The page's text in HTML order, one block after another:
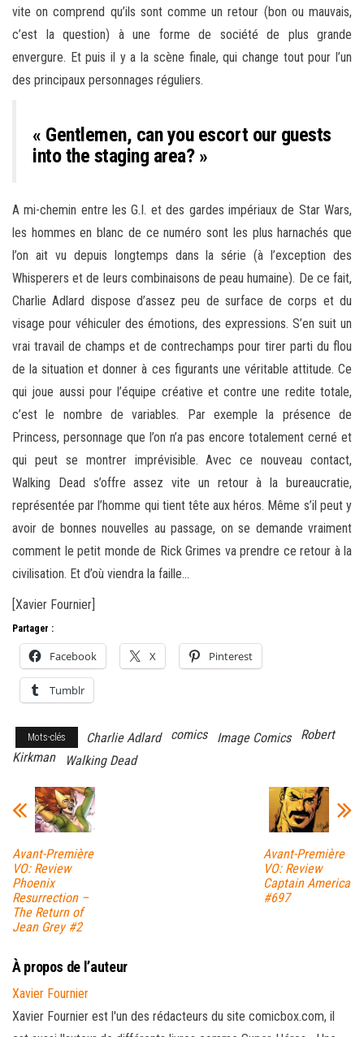
vite on comprend qu’ils sont comme un retour (bon ou mauvais,
c’est la question) à une forme de société de plus grande
envergure. Et puis il y a la scène finale, qui change tout pour l’un
des principaux personnages réguliers.
« Gentlemen, can you escort our guests
into the staging area? »
A mi-chemin entre les G.I. et des gardes impériaux de Star Wars,
les hommes en blanc de ce numéro sont les plus harnachés que
l’on ait vu depuis longtemps dans la série (à l’exception des
Whisperers et de leurs combinaisons de peau humaine). De ce fait,
Charlie Adlard dispose d’assez peu de surface de corps et du
visage pour véhiculer des émotions, des expressions. S’en suit un
vrai travail de champs et de contrechamps pour tirer parti du flou
de la situation et donner à ces figurants une véritable attitude. Ce
qui joue aussi pour l’équipe créative et contre une redite totale,
c’est le nombre de variables. Par exemple la présence de
Princess, personnage que l’on n’a pas encore totalement cerné et
qui peut se montrer imprévisible. Avec ce nouveau contact,
Walking Dead s’offre assez vite un retour à la bureaucratie,
représentée par l’homme qui tient tête aux héros. Même s’il peut y
avoir de bonnes nouvelles au passage, on se demande vraiment
comment le petit monde de Rick Grimes va prendre ce retour à la
civilisation. Et d’où viendra la faille…
[Xavier Fournier]
Partager :
Facebook X Pinterest
Tumblr
Mots-clés Charlie Adlard comics Image Comics
Robert
Kirkman
Walking Dead
Avant-Première
VO: Review
Phoenix
Resurrection –
The Return of
Jean Grey #2
Avant-Première
VO: Review
Captain America
#697
À propos de l’auteur
Xavier Fournier
Xavier Fournier est l'un des rédacteurs du site comicbox.com, il